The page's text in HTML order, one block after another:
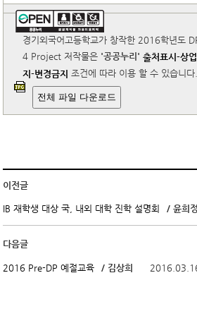
경기외국어고등학교가 창작한 2016학년도
4 Project 저작물은 '공공누리'출처표시-상
지-변경금지 조건에 따라 이용 할 수 있습니다.
전체 파일 다운로드
이전글
IB 재학생 대상 국, 내외 대학 진학 설명회 / 윤희정
다음글
2016 Pre-DP 예절교육 / 김상희